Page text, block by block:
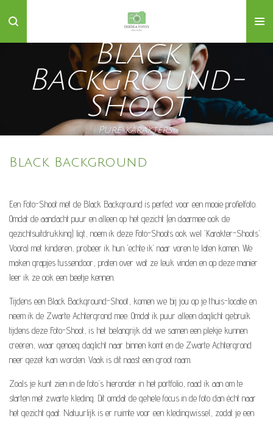
direct
naar
hoofdinhoud
Black
Background-
Shoot
Pure karakters...
Black Background
Een Foto-Shoot met de Black Background is perfect voor een mooie profielfoto.
Omdat de aandacht puur en alleen op het gezicht (en daarmee ook de
gezichtsuitdrukking) ligt, noem ik deze Foto-Shoots ook wel 'Karakter-Shoots'.
Vooral met kinderen, probeer ik hun 'echte ik' naar voren te laten komen. We
maken grapjes tussendoor, praten over wat ze leuk vinden en op deze manier
leer ik ze ook een beetje kennen.
Tijdens een Black Background-Shoot, komen we bij jou op je thuis-locatie en
neem ik de Zwarte Achtergrond mee. Omdat ik puur alleen daglicht gebruik
tijdens deze Foto-Shoot, is het belangrijk dat we samen een plekje kunnen
creëren, waar genoeg daglicht naar binnen komt en de Zwarte Achtergrond
neer gezet kan worden. Vaak is dit naast een groot raam.
Zoals je kunt zien in de foto's hieronder in het portfolio, raad ik aan om te
starten met zwarte kleding. Dit omdat de gehele focus in de foto dan écht naar
het gezicht gaat. Natuurlijk is er ruimte voor een kledingwissel, zodat je een